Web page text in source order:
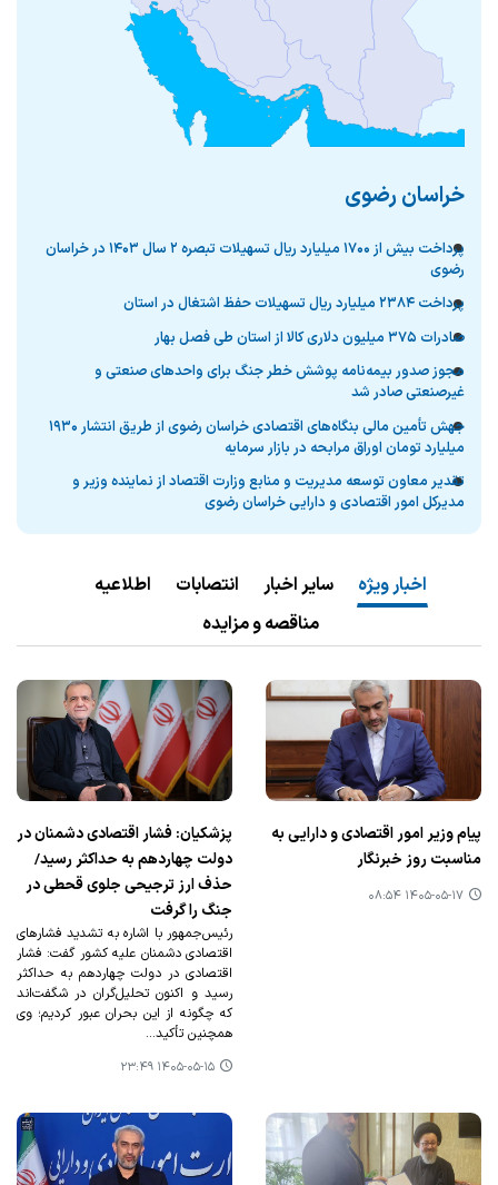
خراسان رضوي
پرداخت بیش از ۱۷۰۰ میلیارد ریال تسهیلات تبصره ۲ سال ۱۴۰۳ در خراسان
رضوی
پرداخت ۲۳۸۴ میلیارد ریال تسهیلات حفظ اشتغال در استان
صادرات ۳۷۵ میلیون دلاری کالا از استان طی فصل بهار
مجوز صدور بیمه‌نامه پوشش خطر جنگ برای واحدهای صنعتی و
غیرصنعتی صادر شد
جهش تأمین مالی بنگاه‌های اقتصادی خراسان رضوی از طریق انتشار ۱۹۳۰
میلیارد تومان اوراق مرابحه در بازار سرمایه
تقدیر معاون توسعه مدیریت و منابع وزارت اقتصاد از نماینده وزیر و
مدیرکل امور اقتصادی و دارایی خراسان رضوی
اخبار ویژه سایر اخبار انتصابات
اطلاعیه
مناقصه و مزایده
پیام وزیر امور اقتصادی و دارایی به
مناسبت روز خبرنگار
۱۴۰۵-۰۵-۱۷ ۰۸:۵۴
پزشکیان: فشار اقتصادی دشمنان در
دولت چهاردهم به حداکثر رسید/
حذف ارز ترجیحی جلوی قحطی در
جنگ را گرفت
رئیس‌جمهور با اشاره به تشدید فشارهای
اقتصادی دشمنان علیه کشور گفت: فشار
اقتصادی در دولت چهاردهم به حداکثر
رسید و اکنون تحلیل‌گران در شگفت‌اند
که چگونه از این بحران عبور کردیم؛ وی
همچنین تأکید…
۱۴۰۵-۰۵-۱۵ ۲۳:۴۹